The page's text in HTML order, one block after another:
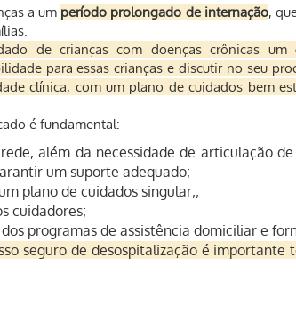
a um período prolongado de internação,
de crianças com doenças crônicas
para essas crianças e discutir no seu
clínica, com um plano de cuidados bem
é fundamental:
além da necessidade de articulação
um suporte adequado;
plano de cuidados singular;;
cuidadores;
programas de assistência domiciliar e
seguro de desospitalização é